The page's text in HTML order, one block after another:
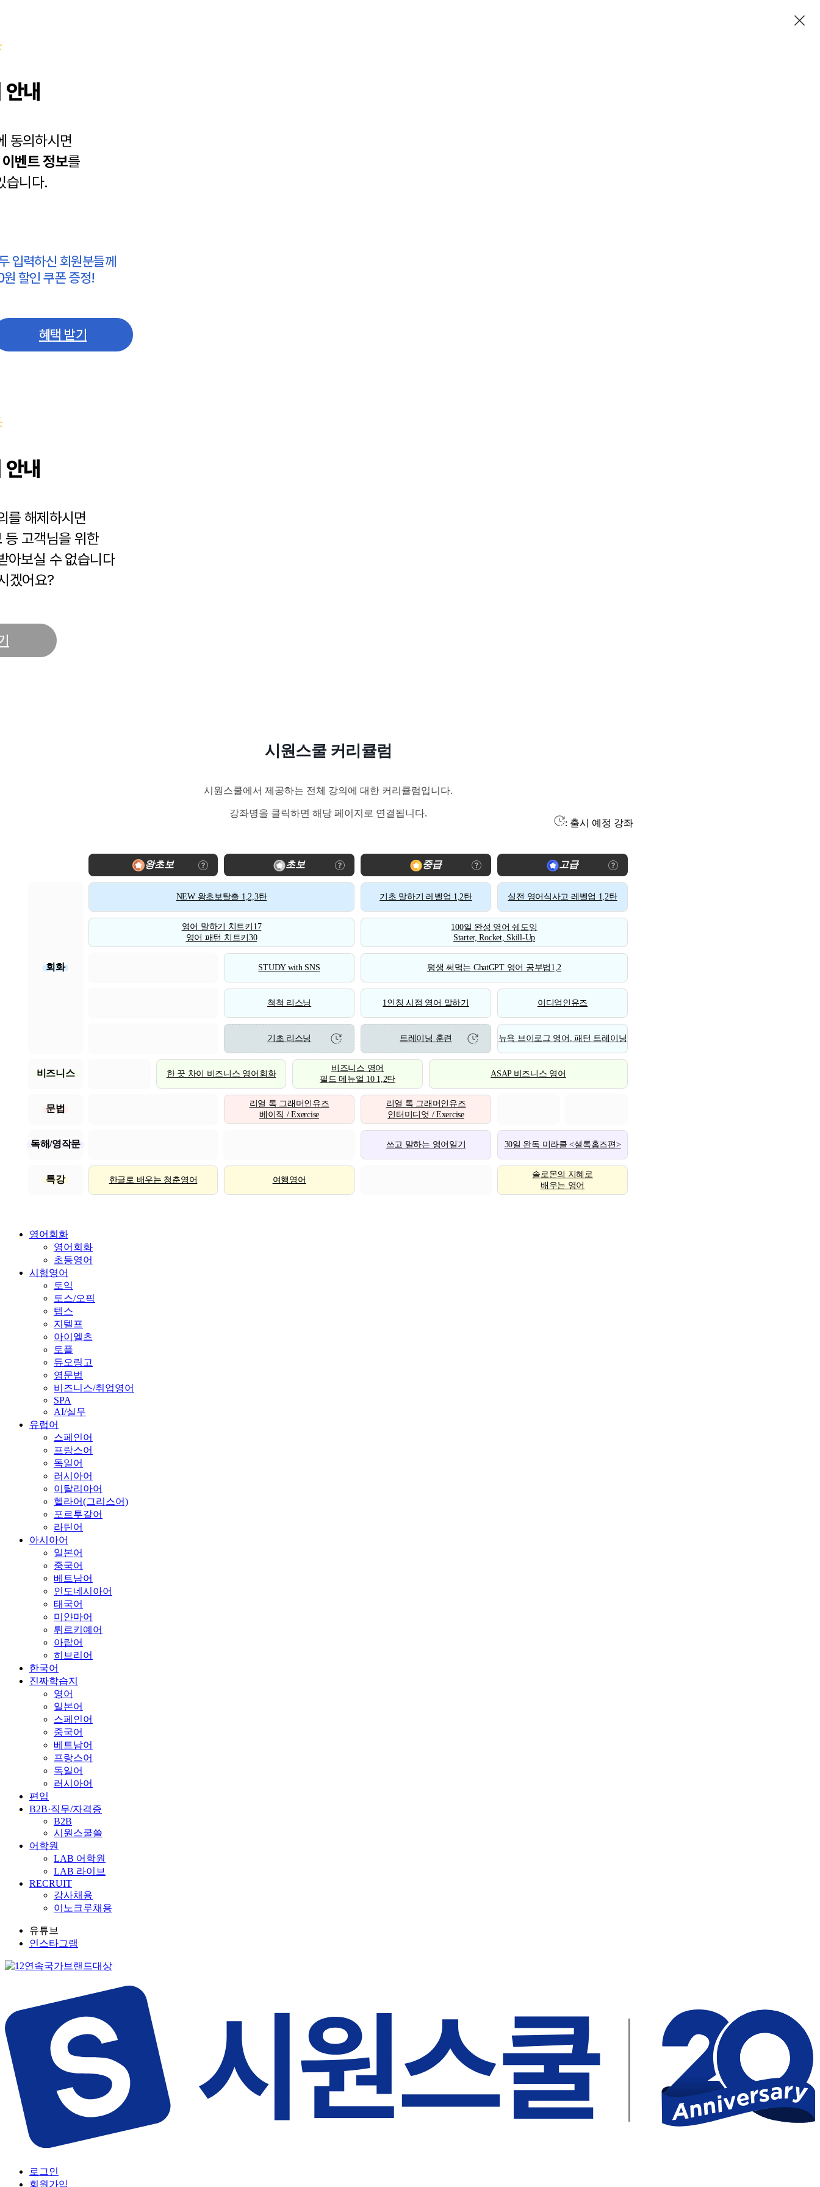
내
동의하시면
이벤트 정보를
습니다.
입력하신 회원분들께
할인 쿠폰 증정!
혜택 받기
내
를 해제하시면
등 고객님을 위한
아보실 수 없습니다
겠어요?
시원스쿨 커리큘럼
시원스쿨에서 제공하는 전체 강의에 대한 커리큘럼입니다.
강좌명을 클릭하면 해당 페이지로 연결됩니다.
: 출시 예정 강좌
왕초보 초보 중급 고급
회화
NEW 왕초보탈출 1,2,3탄 기초 말하기 레벨업 1,2탄 실전 영어식사고 레벨업 1,2탄
영어 말하기 치트키17
영어 패턴 치트키30
100일 완성 영어 쉐도잉
Starter, Rocket, Skill-Up
STUDY with SNS 평생 써먹는 ChatGPT 영어 공부법1,2
척척 리스닝 1인칭 시점 영어 말하기 이디엄인유즈
기초 리스닝 트레이닝 훈련 뉴욕 브이로그 영어, 패턴 트레이닝
비즈니스 한 끗 차이 비즈니스 영어회화
비즈니스 영어
필드 메뉴얼 10 1,2탄
ASAP 비즈니스 영어
문법
리얼 톡 그래머인유즈
베이직 / Exercise
리얼 톡 그래머인유즈
인터미디엇 / Exercise
독해/영작문 쓰고 말하는 영어일기 30일 완독 미라클 <셜록홈즈편>
특강 한글로 배우는 청춘영어 여행영어
솔로몬의 지혜로
배우는 영어
영어회화
영어회화
초등영어
시험영어
토익
토스/오픽
텝스
지텔프
아이엘츠
토플
듀오링고
영문법
비즈니스/취업영어
SPA
AI/실무
유럽어
스페인어
프랑스어
독일어
러시아어
이탈리아어
헬라어(그리스어)
포르투갈어
라틴어
아시아어
일본어
중국어
베트남어
인도네시아어
태국어
미얀마어
튀르키예어
아랍어
히브리어
한국어
진짜학습지
영어
일본어
스페인어
중국어
베트남어
프랑스어
독일어
러시아어
편입
B2B·직무/자격증
B2B
시원스쿨쓸
어학원
LAB 어학원
LAB 라이브
RECRUIT
강사채용
이노크루채용
유튜브
인스타그램
로그인
회원가입